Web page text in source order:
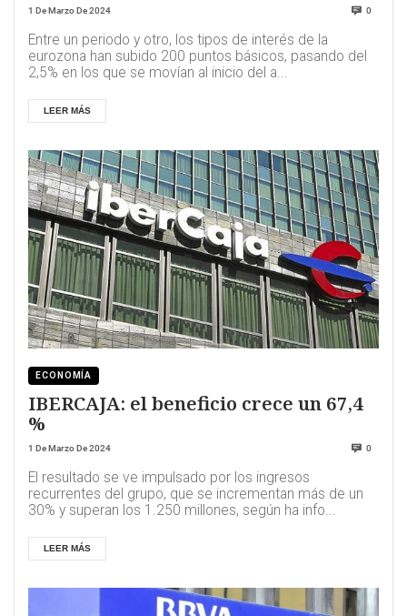
1 De Marzo De 2024 0
Entre un periodo y otro, los tipos de interés de la
eurozona han subido 200 puntos básicos, pasando del
2,5% en los que se movían al inicio del a...
LEER MÁS
ECONOMÍA
IBERCAJA: el beneficio crece un 67,4
%
1 De Marzo De 2024 0
El resultado se ve impulsado por los ingresos
recurrentes del grupo, que se incrementan más de un
30% y superan los 1.250 millones, según ha info...
LEER MÁS